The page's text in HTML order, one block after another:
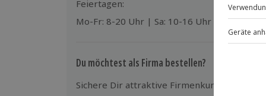
Hinweis
Für die lokale Steuer können
Hin- und Rückreise sind im Preis nicht
Feiertagen:
Mo-Fr: 8-20 Uhr | Sa: 10-16 Uhr
Du möchtest als Firma bestellen?
Sichere Dir attraktive Firmenkunden Vorteile.